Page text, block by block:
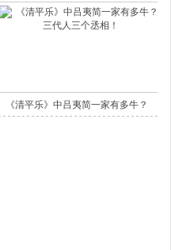
《清平乐》中吕夷简一家有多牛？